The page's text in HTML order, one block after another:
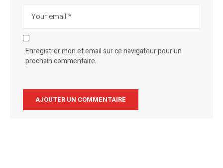
Enregistrer mon et email sur ce navigateur pour un
prochain commentaire.